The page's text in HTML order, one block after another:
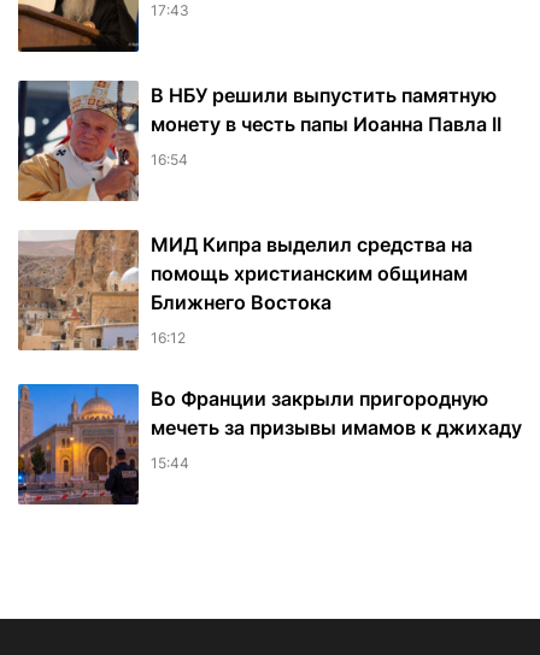
17:43
В НБУ решили выпустить памятную
монету в честь папы Иоанна Павла II
16:54
МИД Кипра выделил средства на
помощь христианским общинам
Ближнего Востока
16:12
Во Франции закрыли пригородную
мечеть за призывы имамов к джихаду
15:44